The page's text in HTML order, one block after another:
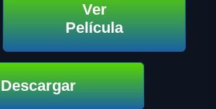
Ver
Película
Descargar